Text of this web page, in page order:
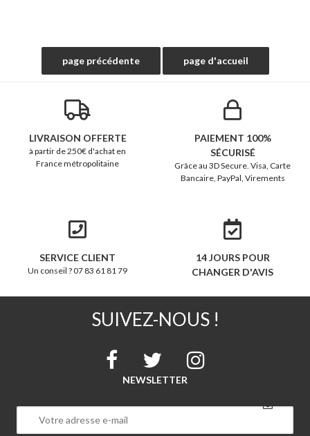
LIVRAISON OFFERTE
à partir de 250€ d'achat en
France métropolitaine
PAIEMENT 100%
SÉCURISÉ
Grâce au 3D Secure. Visa, Carte
Bancaire, PayPal, Virements
SERVICE CLIENT
Un conseil ? 07 83 61 81 79
14 JOURS POUR
CHANGER D'AVIS
SUIVEZ-NOUS !
NEWSLETTER